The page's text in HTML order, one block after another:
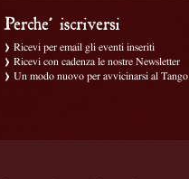
Ricevi per email gli eventi inseriti
Ricevi con cadenza le nostre Newsletter
Un modo nuovo per avvicinarsi al Tango